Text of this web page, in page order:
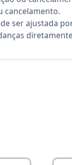
cancelamento.
ser ajustada